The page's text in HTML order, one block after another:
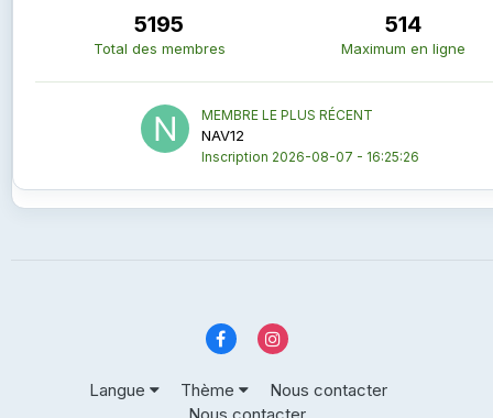
5195
Total des membres
514
Maximum en ligne
MEMBRE LE PLUS RÉCENT
NAV12
Inscription 2026-08-07 - 16:25:26
Langue Thème
Nous contacter